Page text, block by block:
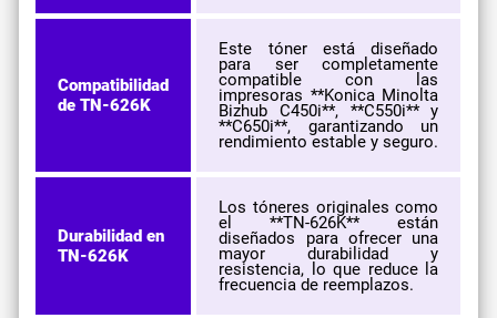
Compatibilidad
de TN-626K
Este tóner está diseñado
para ser completamente
compatible con las
impresoras **Konica Minolta
Bizhub C450i**, **C550i** y
**C650i**, garantizando un
rendimiento estable y seguro.
Durabilidad en
TN-626K
Los tóneres originales como
el **TN-626K** están
diseñados para ofrecer una
mayor durabilidad y
resistencia, lo que reduce la
frecuencia de reemplazos.